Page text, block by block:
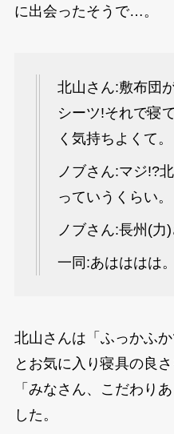
に出会ったそうで…。
北山さん:敷布団
シーツ!それで寝
く気持ちよくて。
ノブさん:マジ!?
っていうくらい。
ノブさん:長州(力
一同:あはははは。
北山さんは「ふっかふ
とお気に入り寝具の良さ
「みなさん、こだわり
した。